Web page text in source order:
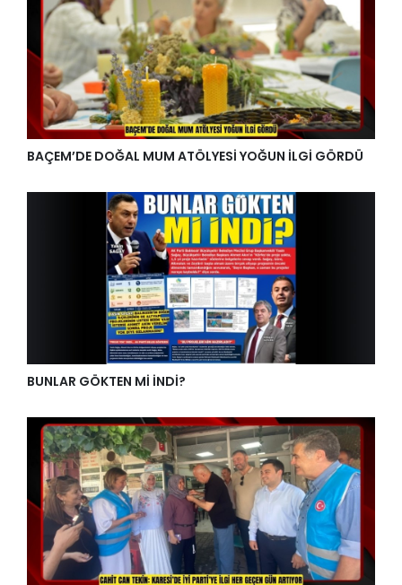
BAÇEM’DE DOĞAL MUM ATÖLYESİ YOĞUN İLGİ GÖRDÜ
BUNLAR GÖKTEN Mİ İNDİ?